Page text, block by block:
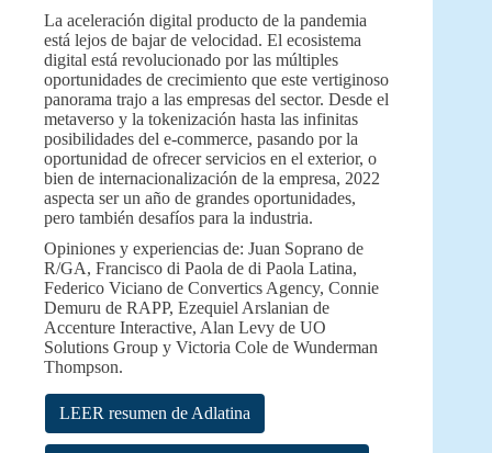
La aceleración digital producto de la pandemia
está lejos de bajar de velocidad. El ecosistema
digital está revolucionado por las múltiples
oportunidades de crecimiento que este vertiginoso
panorama trajo a las empresas del sector. Desde el
metaverso y la tokenización hasta las infinitas
posibilidades del e-commerce, pasando por la
oportunidad de ofrecer servicios en el exterior, o
bien de internacionalización de la empresa, 2022
aspecta ser un año de grandes oportunidades,
pero también desafíos para la industria.
Opiniones y experiencias de: Juan Soprano de
R/GA, Francisco di Paola de di Paola Latina,
Federico Viciano de Convertics Agency, Connie
Demuru de RAPP, Ezequiel Arslanian de
Accenture Interactive, Alan Levy de UO
Solutions Group y Victoria Cole de Wunderman
Thompson.
LEER resumen de Adlatina